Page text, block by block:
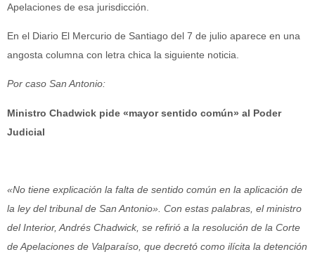
Apelaciones de esa jurisdicción.
En el Diario El Mercurio de Santiago del 7 de julio aparece en una
angosta columna con letra chica la siguiente noticia.
Por caso San Antonio:
Ministro Chadwick pide «mayor sentido común» al Poder
Judicial
«No tiene explicación la falta de sentido común en la aplicación de
la ley del tribunal de San Antonio». Con estas palabras, el ministro
del Interior, Andrés Chadwick, se refirió a la resolución de la Corte
de Apelaciones de Valparaíso, que decretó como ilícita la detención